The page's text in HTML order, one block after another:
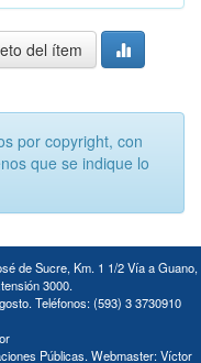
del ítem
por copyright, con
que se indique lo
de Sucre, Km. 1 1/2 Vía a Guano,
3000.
Teléfonos: (593) 3 3730910
Públicas. Webmaster: Víctor